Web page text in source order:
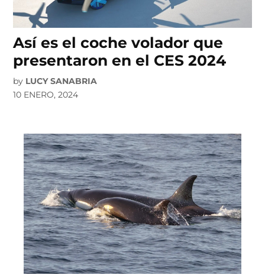
Así es el coche volador que
presentaron en el CES 2024
by LUCY SANABRIA
10 ENERO, 2024